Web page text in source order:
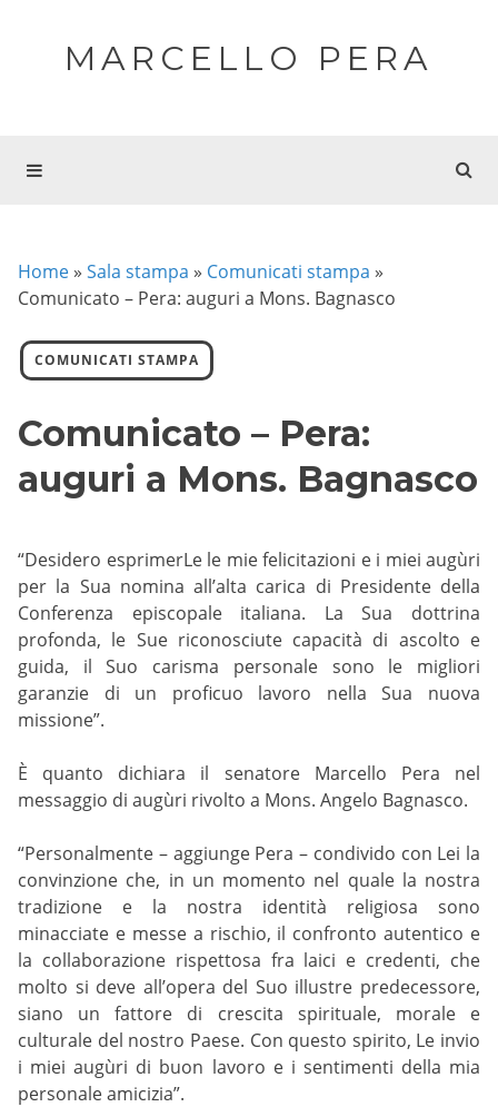
MARCELLO PERA
Home » Sala stampa » Comunicati stampa »
Comunicato – Pera: auguri a Mons. Bagnasco
COMUNICATI STAMPA
Comunicato – Pera:
auguri a Mons. Bagnasco
“Desidero esprimerLe le mie felicitazioni e i miei augùri
per la Sua nomina all’alta carica di Presidente della
Conferenza episcopale italiana. La Sua dottrina
profonda, le Sue riconosciute capacità di ascolto e
guida, il Suo carisma personale sono le migliori
garanzie di un proficuo lavoro nella Sua nuova
missione”.
È quanto dichiara il senatore Marcello Pera nel
messaggio di augùri rivolto a Mons. Angelo Bagnasco.
“Personalmente – aggiunge Pera – condivido con Lei la
convinzione che, in un momento nel quale la nostra
tradizione e la nostra identità religiosa sono
minacciate e messe a rischio, il confronto autentico e
la collaborazione rispettosa fra laici e credenti, che
molto si deve all’opera del Suo illustre predecessore,
siano un fattore di crescita spirituale, morale e
culturale del nostro Paese. Con questo spirito, Le invio
i miei augùri di buon lavoro e i sentimenti della mia
personale amicizia”.